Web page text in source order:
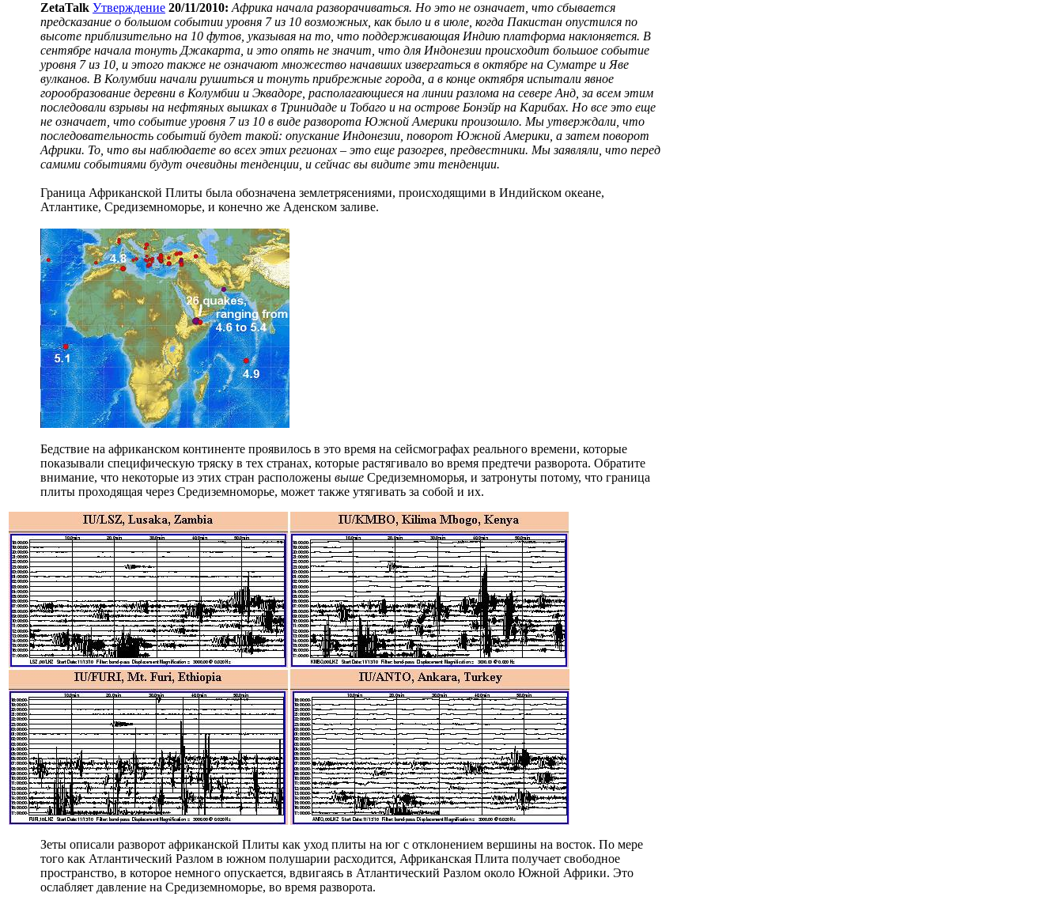
ZetaTalk Утверждение 20/11/2010: Африка начала разворачиваться. Но это не означает, что сбывается
предсказание о большом событии уровня 7 из 10 возможных, как было и в июле, когда Пакистан опустился по
высоте приблизительно на 10 футов, указывая на то, что поддерживающая Индию платформа наклоняется. В
сентябре начала тонуть Джакарта, и это опять не значит, что для Индонезии происходит большое событие
уровня 7 из 10, и этого также не означают множество начавших извергаться в октябре на Суматре и Яве
вулканов. В Колумбии начали рушиться и тонуть прибрежные города, а в конце октября испытали явное
горообразование деревни в Колумбии и Эквадоре, располагающиеся на линии разлома на севере Анд, за всем этим
последовали взрывы на нефтяных вышках в Тринидаде и Тобаго и на острове Бонэйр на Карибах. Но все это еще
не означает, что событие уровня 7 из 10 в виде разворота Южной Америки произошло. Мы утверждали, что
последовательность событий будет такой: опускание Индонезии, поворот Южной Америки, а затем поворот
Африки. То, что вы наблюдаете во всех этих регионах – это еще разогрев, предвестники. Мы заявляли, что перед
самими событиями будут очевидны тенденции, и сейчас вы видите эти тенденции.
Граница Африканской Плиты была обозначена землетрясениями, происходящими в Индийском океане,
Атлантике, Средиземноморье, и конечно же Аденском заливе.
Бедствие на африканском континенте проявилось в это время на сейсмографах реального времени, которые
показывали специфическую тряску в тех странах, которые растягивало во время предтечи разворота. Обратите
внимание, что некоторые из этих стран расположены выше Средиземноморья, и затронуты потому, что граница
плиты проходящая через Средиземноморье, может также утягивать за собой и их.
Зеты описали разворот африканской Плиты как уход плиты на юг с отклонением вершины на восток. По мере
того как Атлантический Разлом в южном полушарии расходится, Африканская Плита получает свободное
пространство, в которое немного опускается, вдвигаясь в Атлантический Разлом около Южной Африки. Это
ослабляет давление на Средиземноморье, во время разворота.